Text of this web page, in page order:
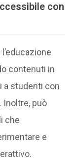
con
contenuti in
a studenti con
Inoltre, può
che
e